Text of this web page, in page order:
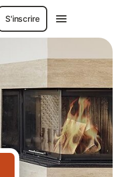
S'inscrire